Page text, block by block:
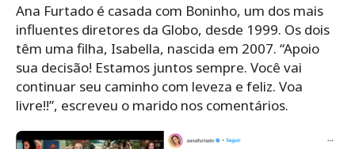
Ana Furtado é casada com Boninho, um dos mais
influentes diretores da Globo, desde 1999. Os dois
têm uma filha, Isabella, nascida em 2007. “Apoio
sua decisão! Estamos juntos sempre. Você vai
continuar seu caminho com leveza e feliz. Voa
livre!!”, escreveu o marido nos comentários.